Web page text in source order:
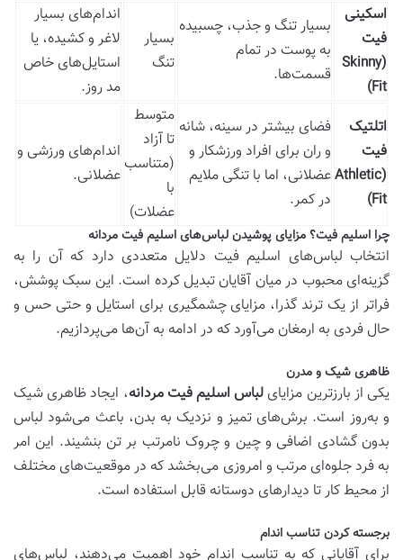
اسکینی
فیت
(Skinny
Fit)
بسیار تنگ و جذب، چسبیده
به پوست در تمام
قسمت‌ها.
بسیار
تنگ
اندام‌های بسیار
لاغر و کشیده، یا
استایل‌های خاص
مد روز.
اتلتیک
فیت
(Athletic
Fit)
فضای بیشتر در سینه، شانه
و ران برای افراد ورزشکار و
عضلانی، اما با تنگی ملایم
در کمر.
متوسط
تا آزاد
(متناسب
با
عضلات)
اندام‌های ورزشی و
عضلانی.
چرا اسلیم فیت؟ مزایای پوشیدن لباس‌های اسلیم فیت مردانه
انتخاب لباس‌های اسلیم فیت دلایل متعددی دارد که آن را به
گزینه‌ای محبوب در میان آقایان تبدیل کرده است. این سبک پوشش،
فراتر از یک ترند گذرا، مزایای چشمگیری برای استایل و حتی حس و
حال فردی به ارمغان می‌آورد که در ادامه به آن‌ها می‌پردازیم.
ظاهری شیک و مدرن
یکی از بارزترین مزایای لباس اسلیم فیت مردانه، ایجاد ظاهری شیک
و به‌روز است. برش‌های تمیز و نزدیک به بدن، باعث می‌شود لباس
بدون گشادی اضافی و چین و چروک نامرتب بر تن بنشیند. این امر
به فرد جلوه‌ای مرتب و امروزی می‌بخشد که در موقعیت‌های مختلف
از محیط کار تا دیدارهای دوستانه قابل استفاده است.
برجسته کردن تناسب اندام
برای آقایانی که به تناسب اندام خود اهمیت می‌دهند، لباس‌های